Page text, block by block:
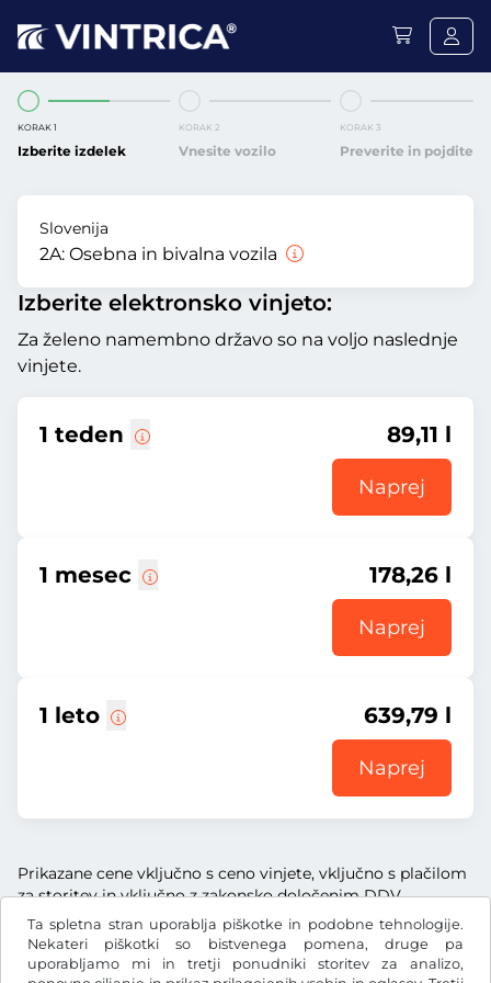
Ta spletna stran uporablja piškotke in podobne tehnologije.
Nekateri piškotki so bistvenega pomena, druge pa
uporabljamo mi in tretji ponudniki storitev za analizo,
KORAK 1
Izberite izdelek
KORAK 2
Vnesite vozilo
KORAK 3
Preverite in pojdite
Slovenija
2A: Osebna in bivalna vozila
Izberite elektronsko vinjeto:
Za želeno namembno državo so na voljo naslednje
vinjete.
1 teden 89,11 l
Naprej
1 mesec 178,26 l
Naprej
1 leto 639,79 l
Naprej
Prikazane cene vključno s ceno vinjete, vključno s plačilom
za storitev in vključno z zakonsko določenim DDV.